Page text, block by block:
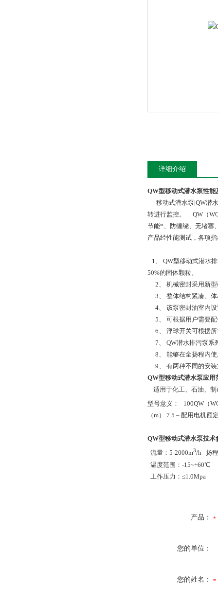
详细介绍
QW型移动式潜水泵性能
移动式潜水泵|QW潜水
转进行监控。 QW（
节能*、防缠绕、无堵塞
产品经性能测试，各项
1、 QW型移动式潜水
50%的固体颗粒。
2、 机械密封采用新型
3、 整体结构紧凑、体
4、 该泵密封油室内设
5、 可根据用户需要配
6、 浮球开关可根据所
7、 QW潜水排污泵系
8、 能够在全扬程内使
9、 有两种不同的安装
QW型移动式潜水泵应用
适用于化工、石油、制
型号意义： 100QW（
（m） 7.5 – 配用电机额
QW型移动式潜水泵技术
流量：5-2000m3/h 扬
温度范围：-15~+60℃
工作压力：≤1.0Mpa
产品：
您的单位：
您的姓名：